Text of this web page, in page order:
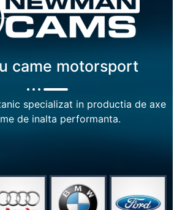
came motorsport
specializat in productia de axe
de inalta performanta.